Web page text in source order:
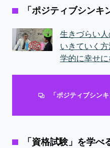
「ポジティブシン
生きづらい
いきていく
学的に幸せ
「ポジティブシン
「資格試験」を学べ